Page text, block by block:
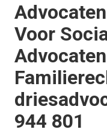
Voor
944 801